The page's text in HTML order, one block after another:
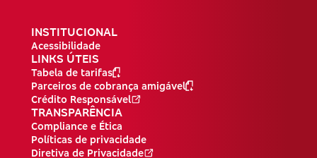
INSTITUCIONAL
Acessibilidade
LINKS ÚTEIS
Tabela de tarifas
Parceiros de cobrança amigável
Crédito Responsável
TRANSPARÊNCIA
Compliance e Ética
Políticas de privacidade
Diretiva de Privacidade